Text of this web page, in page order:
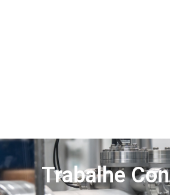
Trabalhe